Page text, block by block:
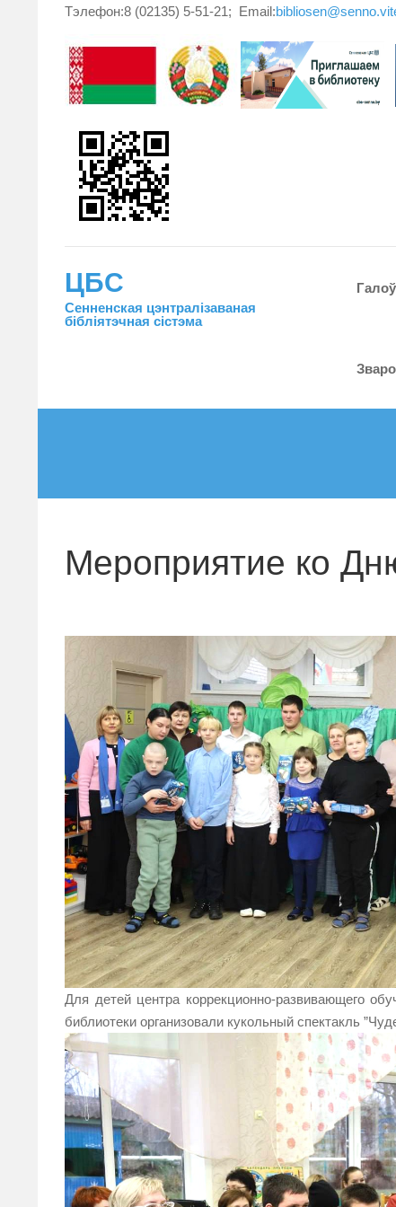
Тэлефон:8 (02135) 5-51-21; Email:
ЦБС
Сенненская цэнтралiзаваная
бiблiятэчная сiстэма
Мероприятие ко
Для детей центра коррекционно-развивающего
библиотеки организовали кукольный спектакль